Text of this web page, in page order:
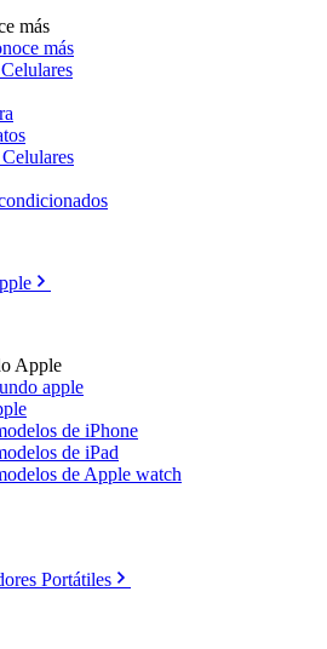
más
más
Apple
apple
de iPhone
de iPad
de Apple watch
Portátiles